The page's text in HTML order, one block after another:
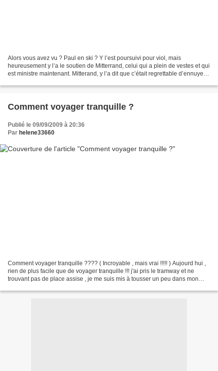
Alors vous avez vu ? Paul en ski ? Y l’est poursuivi pour viol, mais
heureusement y l’a le soutien de Mitterrand, celui qui a plein de vestes et qui
est ministre maintenant. Mitterand, y l’a dit que c’était regrettable d’ennuyer
Comment voyager tranquille ?
Publié le 09/09/2009 à 20:36
Par helene33660
Comment voyager tranquille ???? ( Incroyable , mais vrai !!!!! ) Aujourd hui ,
rien de plus facile que de voyager tranquille !!! j'ai pris le tramway et ne
trouvant pas de place assise , je me suis mis à tousser un peu dans mon